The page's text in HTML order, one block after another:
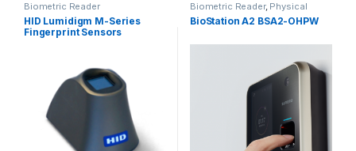
Biometric Reader
HID Lumidigm M-Series
Fingerprint Sensors
Biometric Reader, Physical
Access
BioStation A2 BSA2-OHPW